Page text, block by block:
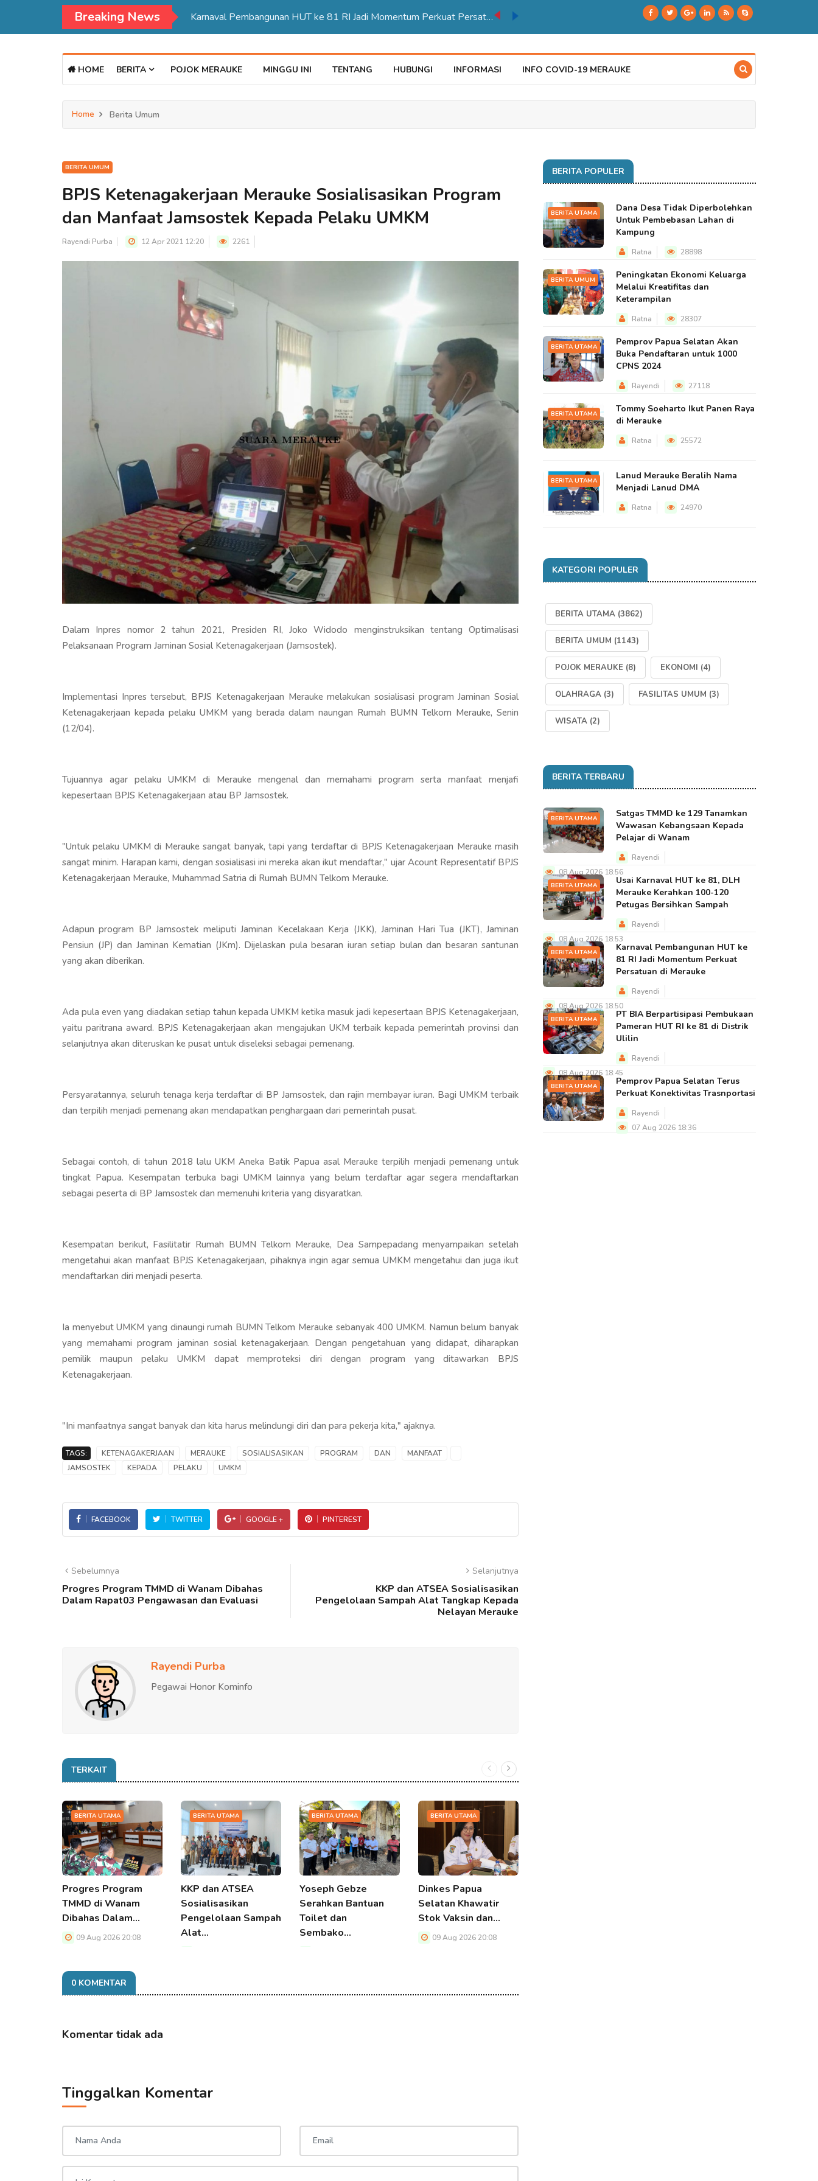
Breaking News Karnaval Pembangunan HUT ke 81 RI Jadi Momentum Perkuat Persatuan di Merauke
HOME BERITA POJOK MERAUKE MINGGU INI TENTANG HUBUNGI INFORMASI INFO COVID-19 MERAUKE
Home Berita Umum
BERITA UMUM
BPJS Ketenagakerjaan Merauke Sosialisasikan Program
dan Manfaat Jamsostek Kepada Pelaku UMKM
Rayendi Purba 12 Apr 2021 12:20 2261
Dalam Inpres nomor 2 tahun 2021, Presiden RI, Joko Widodo menginstruksikan tentang Optimalisasi
Pelaksanaan Program Jaminan Sosial Ketenagakerjaan (Jamsostek).
Implementasi Inpres tersebut, BPJS Ketenagakerjaan Merauke melakukan sosialisasi program Jaminan Sosial
Ketenagakerjaan kepada pelaku UMKM yang berada dalam naungan Rumah BUMN Telkom Merauke, Senin
(12/04).
Tujuannya agar pelaku UMKM di Merauke mengenal dan memahami program serta manfaat menjafi
kepesertaan BPJS Ketenagakerjaan atau BP Jamsostek.
"Untuk pelaku UMKM di Merauke sangat banyak, tapi yang terdaftar di BPJS Ketenagakerjaan Merauke masih
sangat minim. Harapan kami, dengan sosialisasi ini mereka akan ikut mendaftar," ujar Acount Representatif BPJS
Ketenagakerjaan Merauke, Muhammad Satria di Rumah BUMN Telkom Merauke.
Adapun program BP Jamsostek meliputi Jaminan Kecelakaan Kerja (JKK), Jaminan Hari Tua (JKT), Jaminan
Pensiun (JP) dan Jaminan Kematian (JKm). Dijelaskan pula besaran iuran setiap bulan dan besaran santunan
yang akan diberikan.
Ada pula even yang diadakan setiap tahun kepada UMKM ketika masuk jadi kepesertaan BPJS Ketenagakerjaan,
yaitu paritrana award. BPJS Ketenagakerjaan akan mengajukan UKM terbaik kepada pemerintah provinsi dan
selanjutnya akan diteruskan ke pusat untuk diseleksi sebagai pemenang.
Persyaratannya, seluruh tenaga kerja terdaftar di BP Jamsostek, dan rajin membayar iuran. Bagi UMKM terbaik
dan terpilih menjadi pemenang akan mendapatkan penghargaan dari pemerintah pusat.
Sebagai contoh, di tahun 2018 lalu UKM Aneka Batik Papua asal Merauke terpilih menjadi pemenang untuk
tingkat Papua. Kesempatan terbuka bagi UMKM lainnya yang belum terdaftar agar segera mendaftarkan
sebagai peserta di BP Jamsostek dan memenuhi kriteria yang disyaratkan.
Kesempatan berikut, Fasilitatir Rumah BUMN Telkom Merauke, Dea Sampepadang menyampaikan setelah
mengetahui akan manfaat BPJS Ketenagakerjaan, pihaknya ingin agar semua UMKM mengetahui dan juga ikut
mendaftarkan diri menjadi peserta.
Ia menyebut UMKM yang dinaungi rumah BUMN Telkom Merauke sebanyak 400 UMKM. Namun belum banyak
yang memahami program jaminan sosial ketenagakerjaan. Dengan pengetahuan yang didapat, diharapkan
pemilik maupun pelaku UMKM dapat memproteksi diri dengan program yang ditawarkan BPJS
Ketenagakerjaan.
"Ini manfaatnya sangat banyak dan kita harus melindungi diri dan para pekerja kita," ajaknya.
TAGS: KETENAGAKERJAAN MERAUKE SOSIALISASIKAN PROGRAM DAN
MANFAAT
JAMSOSTEK
KEPADA PELAKU UMKM
FACEBOOK TWITTER GOOGLE + PINTEREST
Sebelumnya
Progres Program TMMD di Wanam Dibahas
Dalam Rapat03 Pengawasan dan Evaluasi
Selanjutnya
KKP dan ATSEA Sosialisasikan
Pengelolaan Sampah Alat Tangkap Kepada
Nelayan Merauke
Rayendi Purba
Pegawai Honor Kominfo
TERKAIT
BERITA UTAMA
Progres Program
TMMD di Wanam
Dibahas Dalam…
09 Aug 2026 20:08
BERITA UTAMA
KKP dan ATSEA
Sosialisasikan
Pengelolaan Sampah
Alat…
BERITA UTAMA
Yoseph Gebze
Serahkan Bantuan
Toilet dan
Sembako…
BERITA UTAMA
Dinkes Papua
Selatan Khawatir
Stok Vaksin dan…
09 Aug 2026 20:08
0 KOMENTAR
Komentar tidak ada
Tinggalkan Komentar
BERITA POPULER
BERITA UTAMA
Dana Desa Tidak Diperbolehkan
Untuk Pembebasan Lahan di
Kampung
Ratna 28898
BERITA UMUM
Peningkatan Ekonomi Keluarga
Melalui Kreatifitas dan
Keterampilan
Ratna 28307
BERITA UTAMA
Pemprov Papua Selatan Akan
Buka Pendaftaran untuk 1000
CPNS 2024
Rayendi 27118
BERITA UTAMA
Tommy Soeharto Ikut Panen Raya
di Merauke
Ratna 25572
BERITA UTAMA
Lanud Merauke Beralih Nama
Menjadi Lanud DMA
Ratna 24970
KATEGORI POPULER
BERITA UTAMA (3862)
BERITA UMUM (1143)
POJOK MERAUKE (8) EKONOMI (4)
OLAHRAGA (3) FASILITAS UMUM (3)
WISATA (2)
BERITA TERBARU
BERITA UTAMA
Satgas TMMD ke 129 Tanamkan
Wawasan Kebangsaan Kepada
Pelajar di Wanam
Rayendi
08 Aug 2026 18:56
BERITA UTAMA
Usai Karnaval HUT ke 81, DLH
Merauke Kerahkan 100-120
Petugas Bersihkan Sampah
Rayendi
08 Aug 2026 18:53
BERITA UTAMA
Karnaval Pembangunan HUT ke
81 RI Jadi Momentum Perkuat
Persatuan di Merauke
Rayendi
08 Aug 2026 18:50
BERITA UTAMA
PT BIA Berpartisipasi Pembukaan
Pameran HUT RI ke 81 di Distrik
Ulilin
Rayendi
08 Aug 2026 18:45
BERITA UTAMA
Pemprov Papua Selatan Terus
Perkuat Konektivitas Trasnportasi
Rayendi
07 Aug 2026 18:36